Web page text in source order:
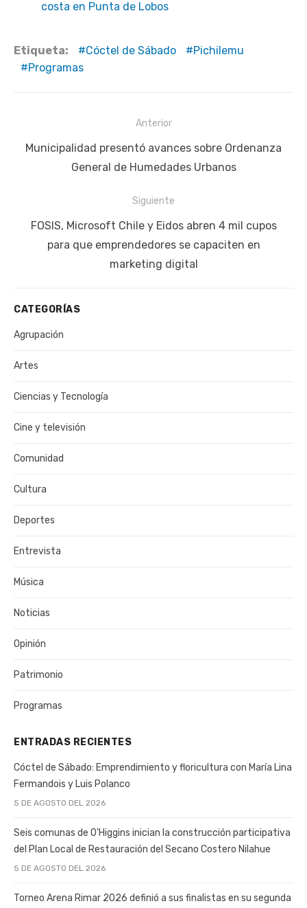
costa en Punta de Lobos
Etiqueta: Cóctel de Sábado
Pichilemu
Programas
de
entradas
Anterior
Publicación
Municipalidad presentó avances sobre Ordenanza
General de Humedades Urbanos
Siguiente
Siguiente
publicación:
FOSIS, Microsoft Chile y Eidos abren 4 mil cupos
para que emprendedores se capaciten en
marketing digital
CATEGORÍAS
Agrupación
Artes
Ciencias y Tecnología
Cine y televisión
Comunidad
Cultura
Deportes
Entrevista
Música
Noticias
Opinión
Patrimonio
Programas
ENTRADAS RECIENTES
Cóctel de Sábado: Emprendimiento y floricultura con María Lina
Fermandois y Luis Polanco
5 DE AGOSTO DEL 2026
Seis comunas de O’Higgins inician la construcción participativa
del Plan Local de Restauración del Secano Costero Nilahue
5 DE AGOSTO DEL 2026
Torneo Arena Rimar 2026 definió a sus finalistas en su segunda